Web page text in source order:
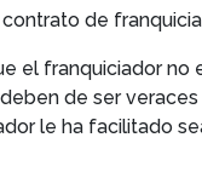
de
el franquiciador no
de ser
le ha facilitado